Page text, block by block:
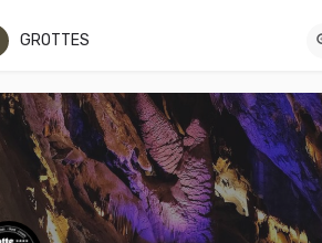
04 67 82 60 78
GROTTES